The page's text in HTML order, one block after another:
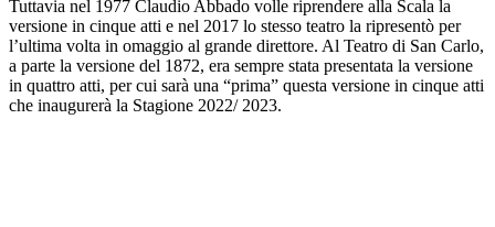
Tuttavia nel 1977 Claudio Abbado volle riprendere alla Scala la
versione in cinque atti e nel 2017 lo stesso teatro la ripresentò per
l’ultima volta in omaggio al grande direttore. Al Teatro di San Carlo,
a parte la versione del 1872, era sempre stata presentata la versione
in quattro atti, per cui sarà una “prima” questa versione in cinque atti
che inaugurerà la Stagione 2022/ 2023.